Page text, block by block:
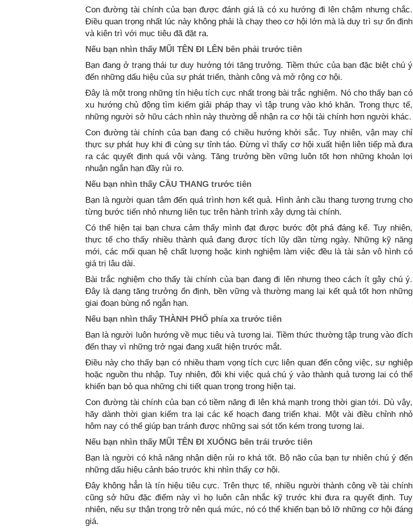
Con đường tài chính của bạn được đánh giá là có xu hướng đi lên chậm nhưng chắc.
Điều quan trọng nhất lúc này không phải là chạy theo cơ hội lớn mà là duy trì sự ổn định
và kiên trì với mục tiêu đã đặt ra.
Nếu bạn nhìn thấy MŨI TÊN ĐI LÊN bên phải trước tiên
Bạn đang ở trạng thái tư duy hướng tới tăng trưởng. Tiềm thức của bạn đặc biệt chú ý
đến những dấu hiệu của sự phát triển, thành công và mở rộng cơ hội.
Đây là một trong những tín hiệu tích cực nhất trong bài trắc nghiệm. Nó cho thấy bạn có
xu hướng chủ động tìm kiếm giải pháp thay vì tập trung vào khó khăn. Trong thực tế,
những người sở hữu cách nhìn này thường dễ nhận ra cơ hội tài chính hơn người khác.
Con đường tài chính của bạn đang có chiều hướng khởi sắc. Tuy nhiên, vận may chỉ
thực sự phát huy khi đi cùng sự tỉnh táo. Đừng vì thấy cơ hội xuất hiện liên tiếp mà đưa
ra các quyết định quá vội vàng. Tăng trưởng bền vững luôn tốt hơn những khoản lợi
nhuận ngắn hạn đầy rủi ro.
Nếu bạn nhìn thấy CẦU THANG trước tiên
Bạn là người quan tâm đến quá trình hơn kết quả. Hình ảnh cầu thang tượng trưng cho
từng bước tiến nhỏ nhưng liên tục trên hành trình xây dựng tài chính.
Có thể hiện tại bạn chưa cảm thấy mình đạt được bước đột phá đáng kể. Tuy nhiên,
thực tế cho thấy nhiều thành quả đang được tích lũy dần từng ngày. Những kỹ năng
mới, các mối quan hệ chất lượng hoặc kinh nghiệm làm việc đều là tài sản vô hình có
giá trị lâu dài.
Bài trắc nghiệm cho thấy tài chính của bạn đang đi lên nhưng theo cách ít gây chú ý.
Đây là dạng tăng trưởng ổn định, bền vững và thường mang lại kết quả tốt hơn những
giai đoạn bùng nổ ngắn hạn.
Nếu bạn nhìn thấy THÀNH PHỐ phía xa trước tiên
Bạn là người luôn hướng về mục tiêu và tương lai. Tiềm thức thường tập trung vào đích
đến thay vì những trở ngại đang xuất hiện trước mắt.
Điều này cho thấy bạn có nhiều tham vọng tích cực liên quan đến công việc, sự nghiệp
hoặc nguồn thu nhập. Tuy nhiên, đôi khi việc quá chú ý vào thành quả tương lai có thể
khiến bạn bỏ qua những chi tiết quan trọng trong hiện tại.
Con đường tài chính của bạn có tiềm năng đi lên khá mạnh trong thời gian tới. Dù vậy,
hãy dành thời gian kiểm tra lại các kế hoạch đang triển khai. Một vài điều chỉnh nhỏ
hôm nay có thể giúp bạn tránh được những sai sót tốn kém trong tương lai.
Nếu bạn nhìn thấy MŨI TÊN ĐI XUỐNG bên trái trước tiên
Bạn là người có khả năng nhận diện rủi ro khá tốt. Bộ não của bạn tự nhiên chú ý đến
những dấu hiệu cảnh báo trước khi nhìn thấy cơ hội.
Đây không hẳn là tín hiệu tiêu cực. Trên thực tế, nhiều người thành công về tài chính
cũng sở hữu đặc điểm này vì họ luôn cân nhắc kỹ trước khi đưa ra quyết định. Tuy
nhiên, nếu sự thận trọng trở nên quá mức, nó có thể khiến bạn bỏ lỡ những cơ hội đáng
giá.